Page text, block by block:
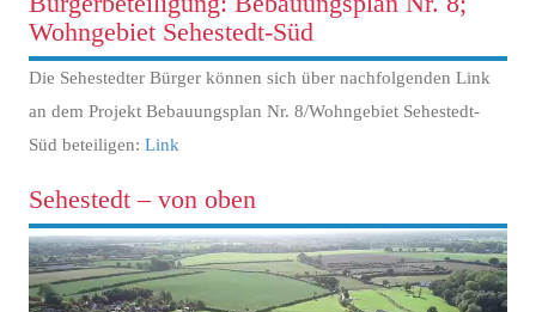
Wohngebiet Sehestedt-Süd
Die Sehestedter Bürger können sich über nachfolgenden Link
an dem Projekt Bebauungsplan Nr. 8/Wohngebiet Sehestedt-
Süd beteiligen: Link
Sehestedt – von oben
Video-
Player